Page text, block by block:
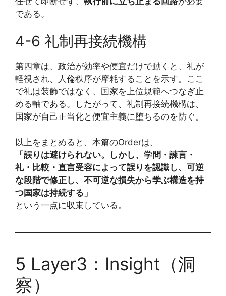
である。
4-6 礼制再接続機構
第四章は、政治が効率や便宜だけで動くと、礼が
軽視され、人倫秩序が摩耗することを示す。ここ
で礼は装飾ではなく、国家を上位規範へつなぎ止
める軸である。したがって、礼制再接続機構は、
国家が自己正当化と便宜主義に堕ちるのを防ぐ。
以上をまとめると、本篇のOrderは、
「誤りは避けられない。しかし、学問・諫言・
礼・比較・直言受容によって誤りを認識し、可逆
な段階で修正し、不可逆な損失から学ぶ構造を持
つ国家は持続する」
という一点に収束している。
5 Layer3：Insight（洞
察）